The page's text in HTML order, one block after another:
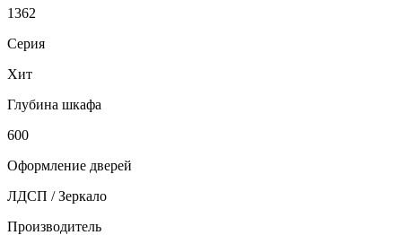
1362
Серия
Хит
Глубина шкафа
600
Оформление дверей
ЛДСП / Зеркало
Производитель